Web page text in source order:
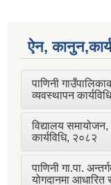
ऐन,
पाणिनी
व्यवस्थापन
विद्यालय
कार्यविधि, २०८२
पाणिनी गा.पा.
योगदानमा आधारित